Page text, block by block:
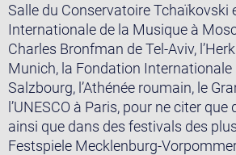
Salle du Conservatoire Tchaïkovski
Internationale de la Musique à
Charles Bronfman de Tel-Aviv,
Munich, la Fondation
Salzbourg, l’Athénée roumain, le
l’UNESCO à Paris, pour ne citer que
ainsi que dans des festivals des
Festspiele Mecklenburg-